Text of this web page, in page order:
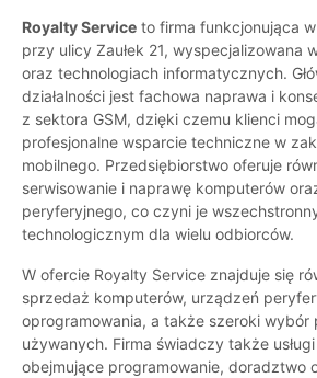
Royalty Service to firma funkcjonująca
przy ulicy Zaułek 21, wyspecjalizowana
oraz technologiach informatycznych.
działalności jest fachowa naprawa i
z sektora GSM, dzięki czemu klienci
profesjonalne wsparcie techniczne w
mobilnego. Przedsiębiorstwo oferuje
serwisowanie i naprawę komputerów
peryferyjnego, co czyni je
technologicznym dla wielu odbiorców.
W ofercie Royalty Service znajduje się
sprzedaż komputerów, urządzeń
oprogramowania, a także szeroki wybór
używanych. Firma świadczy także
obejmujące programowanie, doradztwo